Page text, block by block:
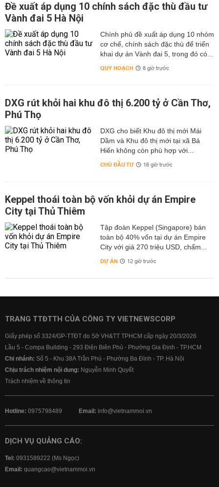
Đề xuất áp dụng 10 chính sách đặc thù đầu tư
Vành đai 5 Hà Nội
Chính phủ đề xuất áp dụng 10 nhóm
cơ chế, chính sách đặc thù để triển
khai dự án Vành đai 5, trong đó có...
QUY HOẠCH 8 giờ trước
DXG rút khỏi hai khu đô thị 6.200 tỷ ở Cần Thơ,
Phú Thọ
DXG cho biết Khu đô thị mới Mái
Dầm và Khu đô thị mới tại xã Bá
Hiến không còn phù hợp với...
CHỦ ĐẦU TƯ 16 giờ trước
Keppel thoái toàn bộ vốn khỏi dự án Empire
City tại Thủ Thiêm
Tập đoàn Keppel (Singapore) bán
toàn bộ 40% vốn tại dự án Empire
City với giá 270 triệu USD, chấm...
DỰ ÁN 12 giờ trước
TRANG TTĐTTH CỦA CÔNG TY VIETNEWSCORP
Giấy phép số 3324/GP-TTĐT do Sở VH&TT TPHCM cấp ngày 20/3/2026
Lầu 5 - Compa Building - 293 Điện Biên Phủ - Phường Gia Định - TP.HCM
Chi nhánh: Số 5 - Khu 38A Trần Phú - Phường Ba Đình - TP. Hà Nội
Chịu trách nhiệm nội dung: Nguyễn Minh Quyết
Trách nhiệm về thông tin
Hotline: 0975798489 Email: info@vietnammoi.vn
DỊCH VỤ QUẢNG CÁO:
Tel: 0931589222 (Ms Ngọc)
Email: quangcao@vietnammoi.vn